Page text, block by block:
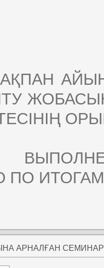
АҚПАН
ИТОГАМ
АРНАЛҒАН СЕМИНАР